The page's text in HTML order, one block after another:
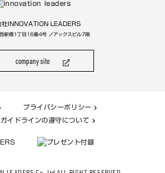
社INNOVATION LEADERS
新橋1丁目16番4号 ノアックスビル7階
company site
プライバシーポリシー
イドラインの遵守について